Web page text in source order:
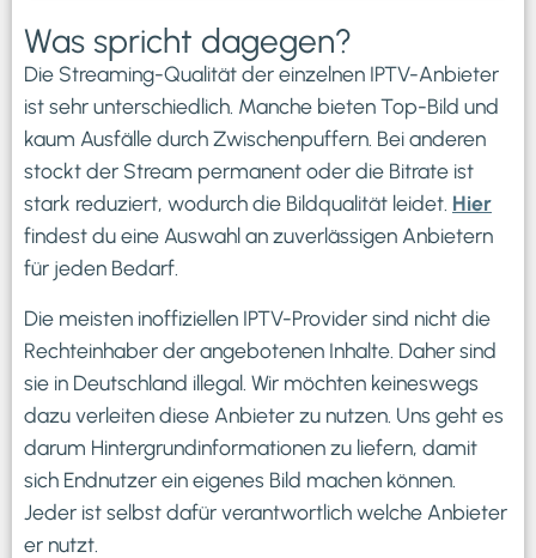
Was spricht dagegen?
Die Streaming-Qualität der einzelnen IPTV-Anbieter
ist sehr unterschiedlich. Manche bieten Top-Bild und
kaum Ausfälle durch Zwischenpuffern. Bei anderen
stockt der Stream permanent oder die Bitrate ist
stark reduziert, wodurch die Bildqualität leidet. Hier
findest du eine Auswahl an zuverlässigen Anbietern
für jeden Bedarf.
Die meisten inoffiziellen IPTV-Provider sind nicht die
Rechteinhaber der angebotenen Inhalte. Daher sind
sie in Deutschland illegal. Wir möchten keineswegs
dazu verleiten diese Anbieter zu nutzen. Uns geht es
darum Hintergrundinformationen zu liefern, damit
sich Endnutzer ein eigenes Bild machen können.
Jeder ist selbst dafür verantwortlich welche Anbieter
er nutzt.